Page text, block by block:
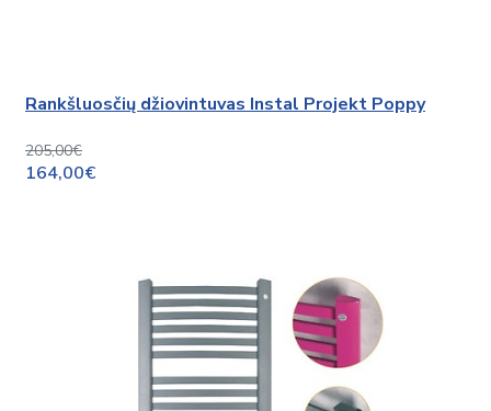
Rankšluosčių džiovintuvas Instal Projekt Poppy
205,00€
164,00€